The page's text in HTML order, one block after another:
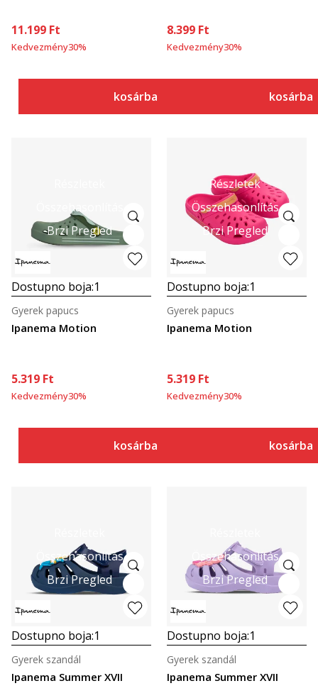
11.199 Ft
Kedvezmény30%
kosárba
8.399 Ft
Kedvezmény30%
kosárba
Összehasonlítás
Brzi Pregled
Dostupno boja:1
Ipanema Motion
Gyerek papucs
5.319 Ft
Kedvezmény30%
kosárba
Részletek
Összehasonlítás
Brzi Pregled
Dostupno boja:1
Ipanema Motion
Gyerek papucs
5.319 Ft
Kedvezmény30%
kosárba
Összehasonlítás
Brzi Pregled
Dostupno boja:1
Ipanema Summer XVII
Gyerek szandál
Összehasonlítás
Brzi Pregled
Dostupno boja:1
Ipanema Summer XVII
Gyerek szandál